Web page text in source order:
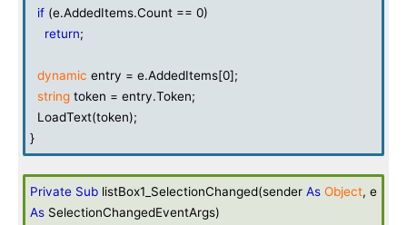
if (e.AddedItems.Count == 0)
return;
dynamic entry = e.AddedItems[0];
string token = entry.Token;
LoadText(token);
}
Private Sub listBox1_SelectionChanged(sender As Object, e
As SelectionChangedEventArgs)